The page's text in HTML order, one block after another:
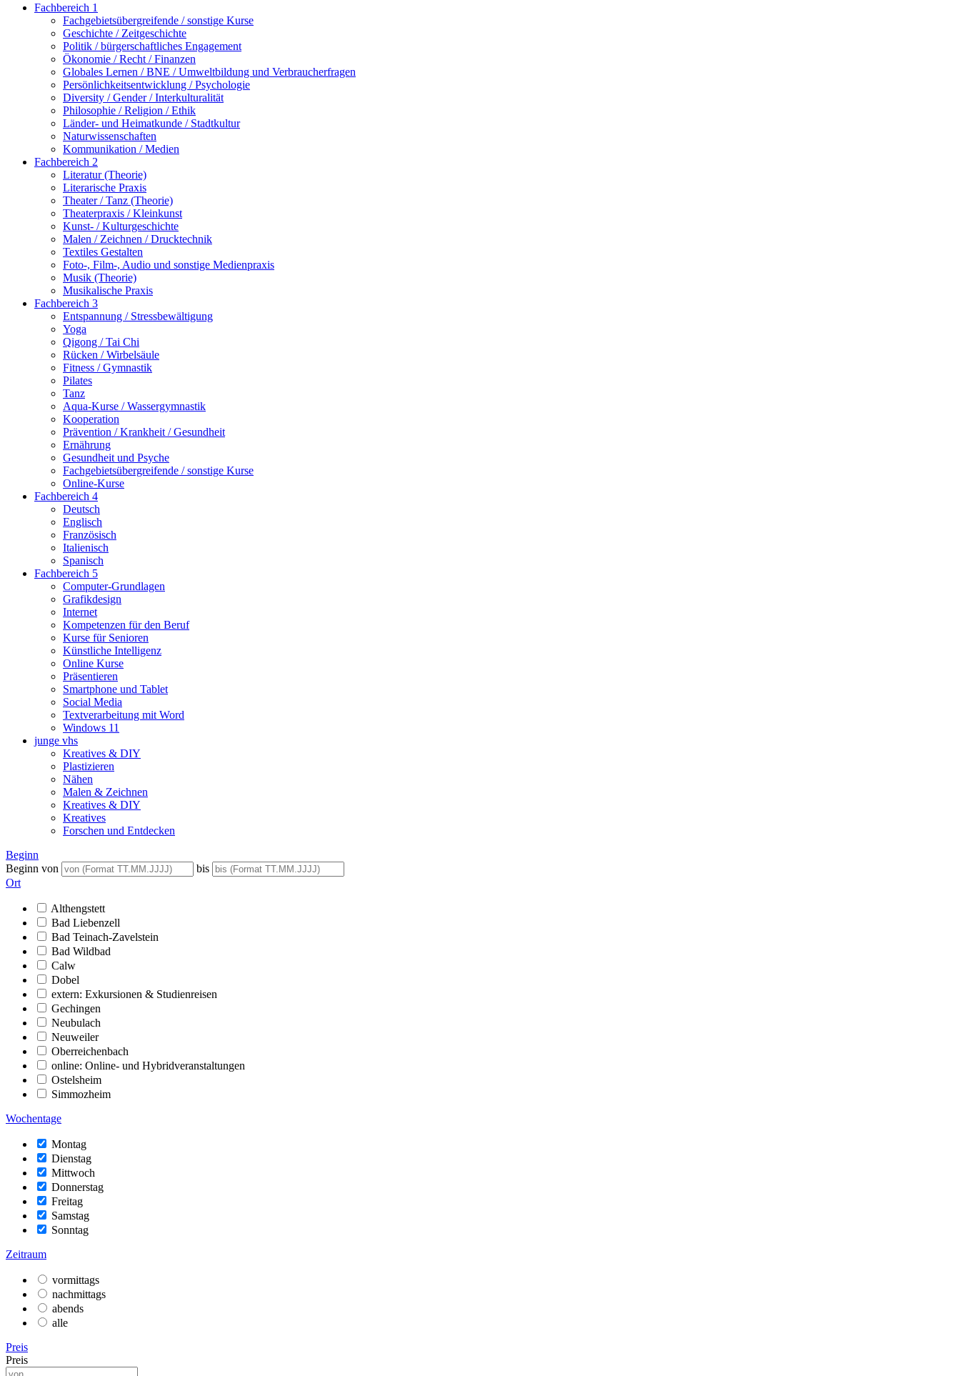
Fachbereich 1
Fachgebietsübergreifende / sonstige Kurse
Geschichte / Zeitgeschichte
Politik / bürgerschaftliches Engagement
Ökonomie / Recht / Finanzen
Globales Lernen / BNE / Umweltbildung und Verbraucherfragen
Persönlichkeitsentwicklung / Psychologie
Diversity / Gender / Interkulturalität
Philosophie / Religion / Ethik
Länder- und Heimatkunde / Stadtkultur
Naturwissenschaften
Kommunikation / Medien
Fachbereich 2
Literatur (Theorie)
Literarische Praxis
Theater / Tanz (Theorie)
Theaterpraxis / Kleinkunst
Kunst- / Kulturgeschichte
Malen / Zeichnen / Drucktechnik
Textiles Gestalten
Foto-, Film-, Audio und sonstige Medienpraxis
Musik (Theorie)
Musikalische Praxis
Fachbereich 3
Entspannung / Stressbewältigung
Yoga
Qigong / Tai Chi
Rücken / Wirbelsäule
Fitness / Gymnastik
Pilates
Tanz
Aqua-Kurse / Wassergymnastik
Kooperation
Prävention / Krankheit / Gesundheit
Ernährung
Gesundheit und Psyche
Fachgebietsübergreifende / sonstige Kurse
Online-Kurse
Fachbereich 4
Deutsch
Englisch
Französisch
Italienisch
Spanisch
Fachbereich 5
Computer-Grundlagen
Grafikdesign
Internet
Kompetenzen für den Beruf
Kurse für Senioren
Künstliche Intelligenz
Online Kurse
Präsentieren
Smartphone und Tablet
Social Media
Textverarbeitung mit Word
Windows 11
junge vhs
Kreatives & DIY
Plastizieren
Nähen
Malen & Zeichnen
Kreatives & DIY
Kreatives
Forschen und Entdecken
Beginn
Beginn von
bis
Ort
Althengstett
Bad Liebenzell
Bad Teinach-Zavelstein
Bad Wildbad
Calw
Dobel
extern: Exkursionen & Studienreisen
Gechingen
Neubulach
Neuweiler
Oberreichenbach
online: Online- und Hybridveranstaltungen
Ostelsheim
Simmozheim
Wochentage
Montag
Dienstag
Mittwoch
Donnerstag
Freitag
Samstag
Sonntag
Zeitraum
vormittags
nachmittags
abends
alle
Preis
Preis